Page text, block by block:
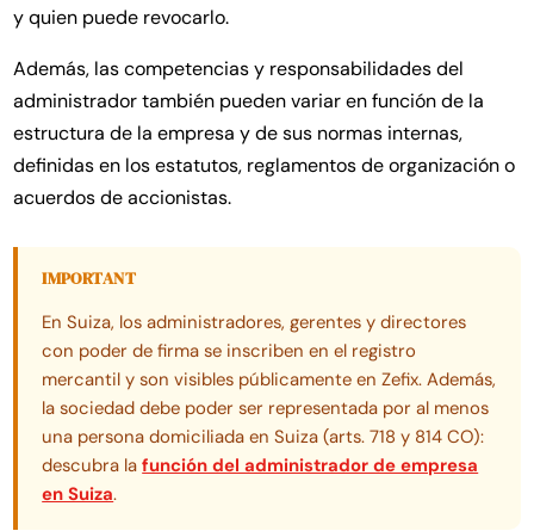
y quien puede revocarlo.
Además, las competencias y responsabilidades del
administrador también pueden variar en función de la
estructura de la empresa y de sus normas internas,
definidas en los estatutos, reglamentos de organización o
acuerdos de accionistas.
IMPORTANT
En Suiza, los administradores, gerentes y directores
con poder de firma se inscriben en el registro
mercantil y son visibles públicamente en Zefix. Además,
la sociedad debe poder ser representada por al menos
una persona domiciliada en Suiza (arts. 718 y 814 CO):
descubra lafunción del administrador de empresa
en Suiza.